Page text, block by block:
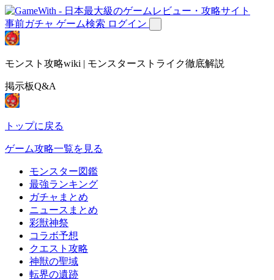
事前ガチャ ゲーム検索 ログイン
モンスト攻略wiki | モンスターストライク徹底解説
掲示板Q&A
トップに戻る
ゲーム攻略一覧を見る
モンスター図鑑
最強ランキング
ガチャまとめ
ニュースまとめ
彩獣神祭
コラボ予想
クエスト攻略
神獣の聖域
転界の遺跡